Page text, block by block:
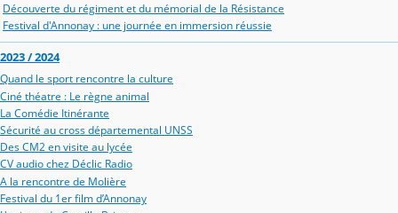
Découverte du régiment et du mémorial de la Résistance
Festival d'Annonay : une journée en immersion réussie
2023 / 2024
Quand le sport rencontre la culture
Ciné théatre : Le règne animal
La Comédie Itinérante
Sécurité au cross départemental UNSS
Des CM2 en visite au lycée
CV audio chez Déclic Radio
A la rencontre de Molière
Festival du 1er film d’Annonay